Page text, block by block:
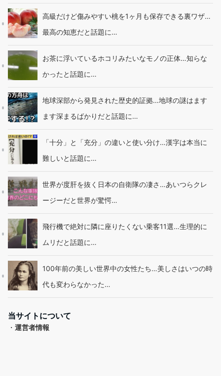
高級だけど傷みやすい桃を1ヶ月も保存できる裏ワザ…
最高の知恵だと話題に…
お茶に浮いているホコリみたいなモノの正体…知らな
かったと話題に…
地球深部から発見された歴史的証拠…地球の謎はます
ます深まるばかりだと話題に…
「十分」と「充分」の違いと使い分け…漢字は本当に
難しいと話題に…
世界が度肝を抜く日本の自衛隊の凄さ…あいつらクレ
ージーだと世界が驚愕…
飛行機で絶対に隣に座りたくない乗客11選…生理的に
ムリだと話題に…
100年前の美しい世界中の女性たち…美しさはいつの時
代も変わらなかった…
当サイトについて
・ 運営者情報